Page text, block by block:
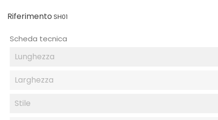
Riferimento SH01
Scheda tecnica
Lunghezza
Larghezza
Stile